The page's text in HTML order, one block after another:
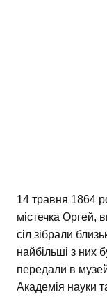
14 травня 1864
містечка Оргей,
сіл зібрали
найбільші з них
передали в
Академія науки